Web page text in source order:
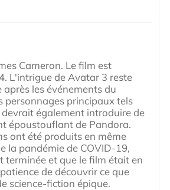
Cameron. Le film est
L'intrigue de Avatar 3 reste
les événements du
personnages principaux tels
également introduire de
époustouflant de Pandora.
ont été produits en même
la pandémie de COVID-19,
terminée et que le film était en
de découvrir ce que
science-fiction épique.